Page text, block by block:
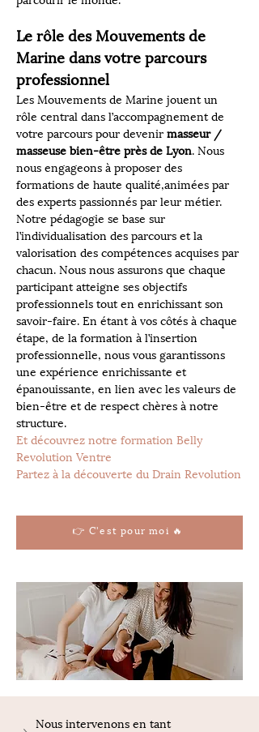
Le rôle des Mouvements de
Marine dans votre parcours
professionnel
Les Mouvements de Marine jouent un
rôle central dans l’accompagnement de
votre parcours pour devenir masseur /
masseuse bien-être près de Lyon. Nous
nous engageons à proposer des
formations de haute qualité,animées par
des experts passionnés par leur métier.
Notre pédagogie se base sur
l’individualisation des parcours et la
valorisation des compétences acquises par
chacun. Nous nous assurons que chaque
participant atteigne ses objectifs
professionnels tout en enrichissant son
savoir-faire. En étant à vos côtés à chaque
étape, de la formation à l’insertion
professionnelle, nous vous garantissons
une expérience enrichissante et
épanouissante, en lien avec les valeurs de
bien-être et de respect chères à notre
structure.
Et découvrez notre formation Belly
Revolution Ventre
Partez à la découverte du Drain Revolution
👉 C'est pour moi 🔥
Nous intervenons en tant